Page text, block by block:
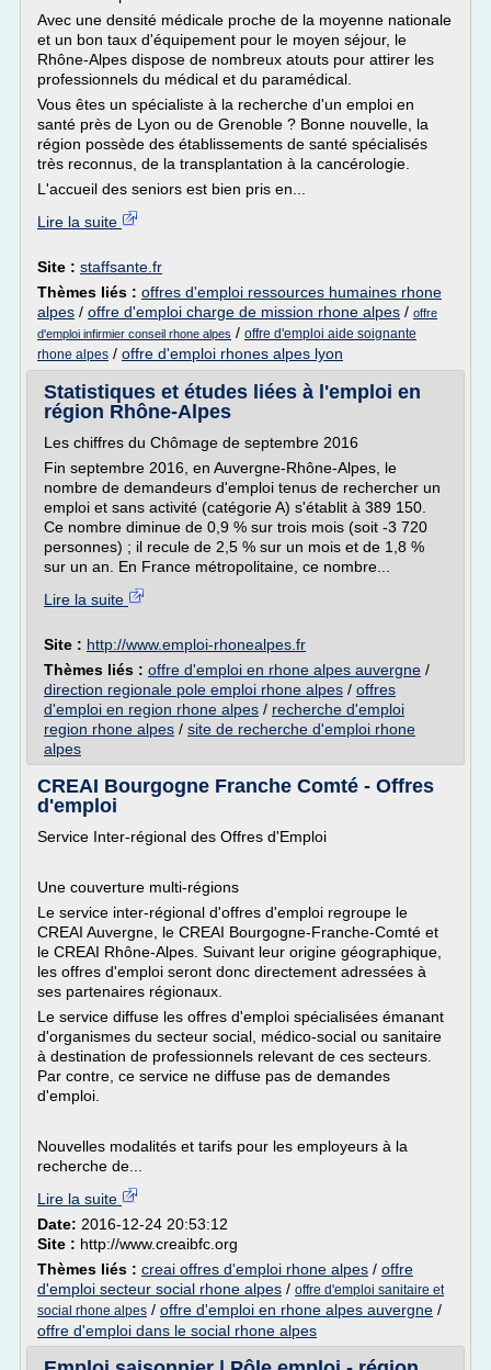
Avec une densité médicale proche de la moyenne nationale
et un bon taux d'équipement pour le moyen séjour, le
Rhône-Alpes dispose de nombreux atouts pour attirer les
professionnels du médical et du paramédical.
Vous êtes un spécialiste à la recherche d'un emploi en
santé près de Lyon ou de Grenoble ? Bonne nouvelle, la
région possède des établissements de santé spécialisés
très reconnus, de la transplantation à la cancérologie.
L'accueil des seniors est bien pris en...
Lire la suite
Site : staffsante.fr
Thèmes liés : offres d'emploi ressources humaines rhone
alpes / offre d'emploi charge de mission rhone alpes / offre
d'emploi infirmier conseil rhone alpes / offre d'emploi aide soignante
rhone alpes / offre d'emploi rhones alpes lyon
Statistiques et études liées à l'emploi en
région Rhône-Alpes
Les chiffres du Chômage de septembre 2016
Fin septembre 2016, en Auvergne-Rhône-Alpes, le
nombre de demandeurs d'emploi tenus de rechercher un
emploi et sans activité (catégorie A) s'établit à 389 150.
Ce nombre diminue de 0,9 % sur trois mois (soit -3 720
personnes) ; il recule de 2,5 % sur un mois et de 1,8 %
sur un an. En France métropolitaine, ce nombre...
Lire la suite
Site : http://www.emploi-rhonealpes.fr
Thèmes liés : offre d'emploi en rhone alpes auvergne /
direction regionale pole emploi rhone alpes / offres
d'emploi en region rhone alpes / recherche d'emploi
region rhone alpes / site de recherche d'emploi rhone
alpes
CREAI Bourgogne Franche Comté - Offres
d'emploi
Service Inter-régional des Offres d'Emploi
Une couverture multi-régions
Le service inter-régional d'offres d'emploi regroupe le
CREAI Auvergne, le CREAI Bourgogne-Franche-Comté et
le CREAI Rhône-Alpes. Suivant leur origine géographique,
les offres d'emploi seront donc directement adressées à
ses partenaires régionaux.
Le service diffuse les offres d'emploi spécialisées émanant
d'organismes du secteur social, médico-social ou sanitaire
à destination de professionnels relevant de ces secteurs.
Par contre, ce service ne diffuse pas de demandes
d'emploi.
Nouvelles modalités et tarifs pour les employeurs à la
recherche de...
Lire la suite
Date: 2016-12-24 20:53:12
Site : http://www.creaibfc.org
Thèmes liés : creai offres d'emploi rhone alpes / offre
d'emploi secteur social rhone alpes / offre d'emploi sanitaire et
social rhone alpes / offre d'emploi en rhone alpes auvergne /
offre d'emploi dans le social rhone alpes